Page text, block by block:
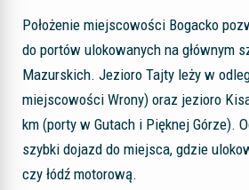
Położenie miejscowości Bogacko
do portów ulokowanych na głównym
Mazurskich. Jezioro Tajty leży w
miejscowości Wrony) oraz jezioro
km (porty w Gutach i Pięknej Górze).
szybki dojazd do miejsca, gdzie
czy łódź motorową.